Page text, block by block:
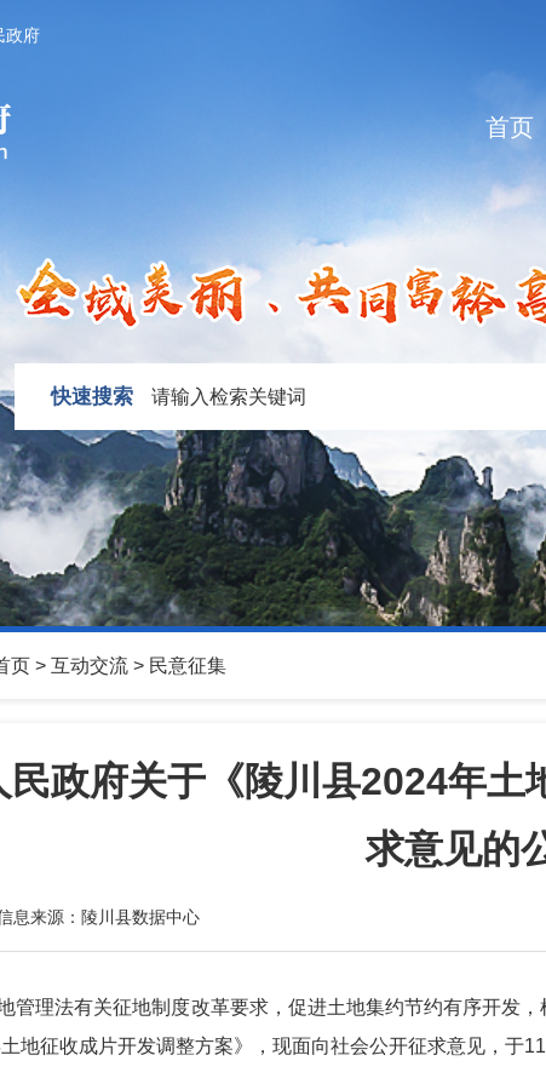
政府
首页
快速搜索
页 > 互动交流 > 民意征集
民政府关于《陵川县2024年
求意见的
息来源： 陵川县数据中心
管理法有关征地制度改革要求，促进土地集约节约有序开发
地征收成片开发调整方案》，现面向社会公开征求意见，于